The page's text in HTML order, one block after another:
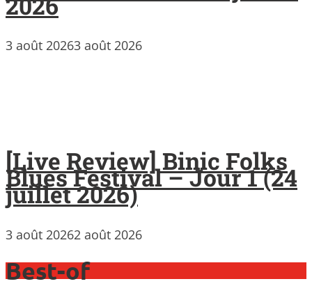
3 août 20263 août 2026
[Live Review] Binic Folks
Blues Festival – Jour 1 (24
juillet 2026)
3 août 20262 août 2026
Best-of